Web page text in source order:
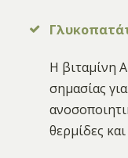
Η βιταμίνη
σημασίας
θερμίδες